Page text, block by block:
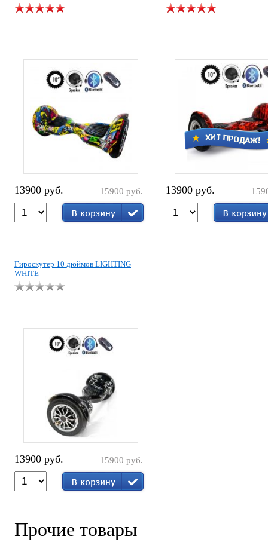
13900 руб. 15900 руб. 13900 руб.
Гироскутер 10 дюймов LIGHTING
WHITE
13900 руб. 15900 руб.
Прочие товары